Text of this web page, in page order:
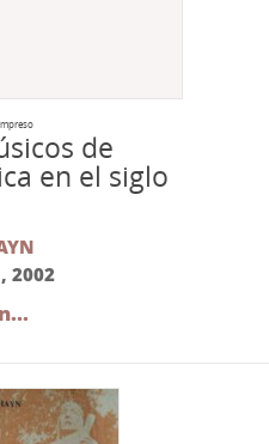
de
en el siglo
, 2002